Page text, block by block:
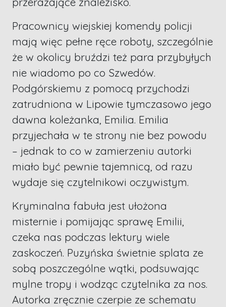
Pracownicy wiejskiej komendy policji
mają więc pełne ręce roboty, szczególnie
że w okolicy bruździ też para przybyłych
nie wiadomo po co Szwedów.
Podgórskiemu z pomocą przychodzi
zatrudniona w Lipowie tymczasowo jego
dawna koleżanka, Emilia. Emilia
przyjechała w te strony nie bez powodu
– jednak to co w zamierzeniu autorki
miało być pewnie tajemnicą, od razu
wydaje się czytelnikowi oczywistym.
Kryminalna fabuła jest ułożona
misternie i pomijając sprawę Emilii,
czeka nas podczas lektury wiele
zaskoczeń. Puzyńska świetnie splata ze
sobą poszczególne wątki, podsuwając
mylne tropy i wodząc czytelnika za nos.
Autorka zręcznie czerpie ze schematu